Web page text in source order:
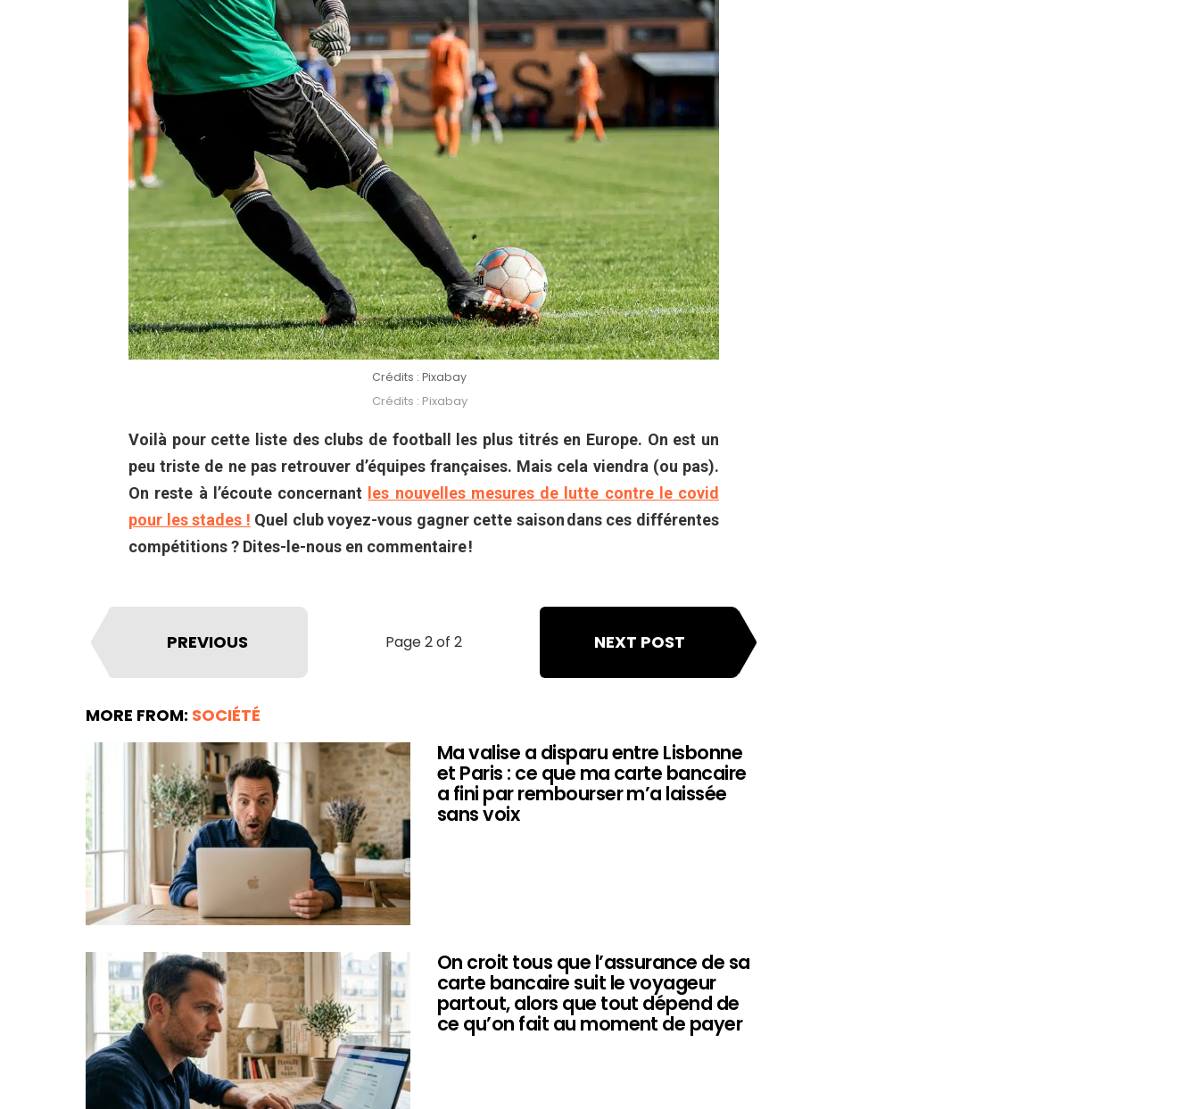
Crédits : Pixabay
Crédits : Pixabay
Voilà pour cette liste des clubs de football les plus titrés en Europe. On est un
peu triste de ne pas retrouver d’équipes françaises. Mais cela viendra (ou pas).
On reste à l’écoute concernant
les nouvelles mesures de lutte contre le covid
pour les stades ! Quel club voyez-vous gagner cette saison dans ces différentes
compétitions ? Dites-le-nous en commentaire !
Page 2 of 2
PREVIOUS NEXT POST
MORE FROM: SOCIÉTÉ
Ma valise a disparu entre Lisbonne
et Paris : ce que ma carte bancaire
a fini par rembourser m’a laissée
sans voix
On croit tous que l’assurance de sa
carte bancaire suit le voyageur
partout, alors que tout dépend de
ce qu’on fait au moment de payer